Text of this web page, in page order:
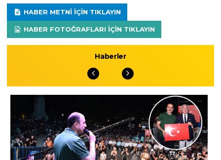
HABER METNI IÇIN TIKLAYIN
HABER FOTOĞRAFLARI IÇIN TIKLAYIN
Haberler